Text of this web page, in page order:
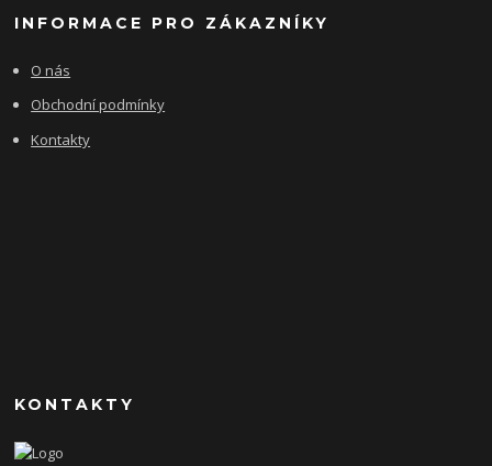
INFORMACE PRO ZÁKAZNÍKY
O nás
Obchodní podmínky
Kontakty
KONTAKTY